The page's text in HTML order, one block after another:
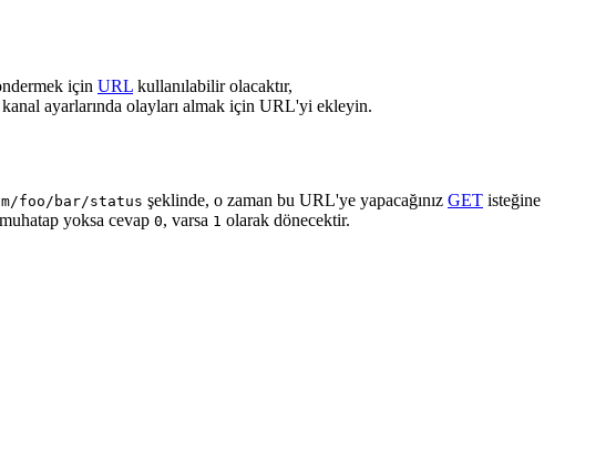
için URL kullanılabilir olacaktır,
ayarlarında olayları almak için URL'yi ekleyin.
foo/bar/status şeklinde, o zaman bu URL'ye yapacağınız GET isteğine
yoksa cevap 0, varsa 1 olarak dönecektir.